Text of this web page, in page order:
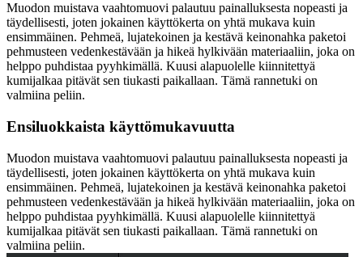
Muodon muistava vaahtomuovi palautuu painalluksesta nopeasti ja
täydellisesti, joten jokainen käyttökerta on yhtä mukava kuin
ensimmäinen. Pehmeä, lujatekoinen ja kestävä keinonahka paketoi
pehmusteen vedenkestävään ja hikeä hylkivään materiaaliin, joka on
helppo puhdistaa pyyhkimällä. Kuusi alapuolelle kiinnitettyä
kumijalkaa pitävät sen tiukasti paikallaan. Tämä rannetuki on
valmiina peliin.
Ensiluokkaista käyttömukavuutta
Muodon muistava vaahtomuovi palautuu painalluksesta nopeasti ja
täydellisesti, joten jokainen käyttökerta on yhtä mukava kuin
ensimmäinen. Pehmeä, lujatekoinen ja kestävä keinonahka paketoi
pehmusteen vedenkestävään ja hikeä hylkivään materiaaliin, joka on
helppo puhdistaa pyyhkimällä. Kuusi alapuolelle kiinnitettyä
kumijalkaa pitävät sen tiukasti paikallaan. Tämä rannetuki on
valmiina peliin.